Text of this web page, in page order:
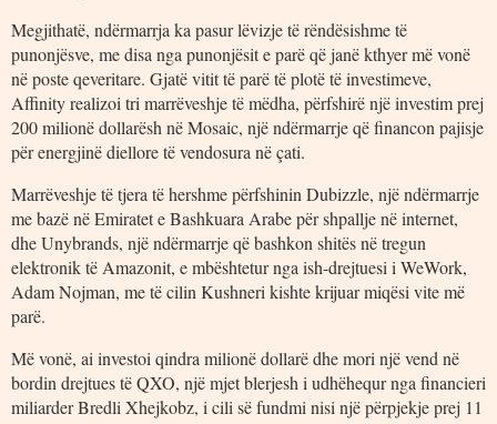
Megjithatë, ndërmarrja ka pasur lëvizje të rëndësishme të
punonjësve, me disa nga punonjësit e parë që janë kthyer më vonë
në poste qeveritare. Gjatë vitit të parë të plotë të investimeve,
Affinity realizoi tri marrëveshje të mëdha, përfshirë një investim prej
200 milionë dollarësh në Mosaic, një ndërmarrje që financon pajisje
për energjinë diellore të vendosura në çati.
Marrëveshje të tjera të hershme përfshinin Dubizzle, një ndërmarrje
me bazë në Emiratet e Bashkuara Arabe për shpallje në internet,
dhe Unybrands, një ndërmarrje që bashkon shitës në tregun
elektronik të Amazonit, e mbështetur nga ish-drejtuesi i WeWork,
Adam Nojman, me të cilin Kushneri kishte krijuar miqësi vite më
parë.
Më vonë, ai investoi qindra milionë dollarë dhe mori një vend në
bordin drejtues të QXO, një mjet blerjesh i udhëhequr nga financieri
miliarder Bredli Xhejkobz, i cili së fundmi nisi një përpjekje prej 11